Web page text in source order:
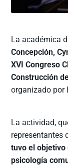
La académica
Concepción,
XVI Congreso
Construcción
organizado por
La actividad,
representantes
tuvo el
psicología